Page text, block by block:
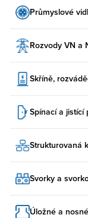
Průmyslové
Rozvody VN a
Skříně,
Spínací a jistící
Strukturovaná
Svorky a
Úložné a